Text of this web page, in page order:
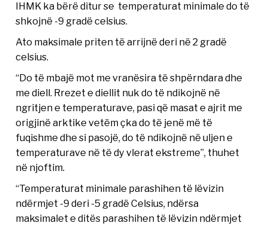
IHMK ka bërë ditur se temperaturat minimale do të
shkojnë -9 gradë celsius.
Ato maksimale priten të arrijnë deri në 2 gradë
celsius.
“Do të mbajë mot me vranësira të shpërndara dhe
me diell. Rrezet e diellit nuk do të ndikojnë në
ngritjen e temperaturave, pasi që masat e ajrit me
origjinë arktike vetëm çka do të jenë më të
fuqishme dhe si pasojë, do të ndikojnë në uljen e
temperaturave në të dy vlerat ekstreme”, thuhet
në njoftim.
“Temperaturat minimale parashihen të lëvizin
ndërmjet -9 deri -5 gradë Celsius, ndërsa
maksimalet e ditës parashihen të lëvizin ndërmjet